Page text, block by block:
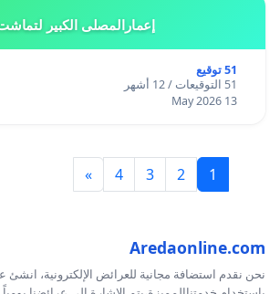
إعمارالمصلى الكبير
51 توقيع
51 التوقيعات / 12 أشهر
13 May 2026
1
2
3
4
»
Aredaonline.com
نحن نقدم استضافة مجانية للعرائض الإلكترونية، انشئ